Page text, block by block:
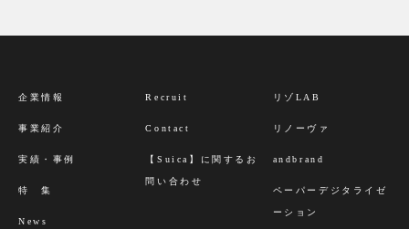
企業情報
事業紹介
実績・事例
特 集
News
Recruit
Contact
【Suica】に関するお
問い合わせ
リゾLAB
リノーヴァ
andbrand
ペーパーデジタライゼ
ーション